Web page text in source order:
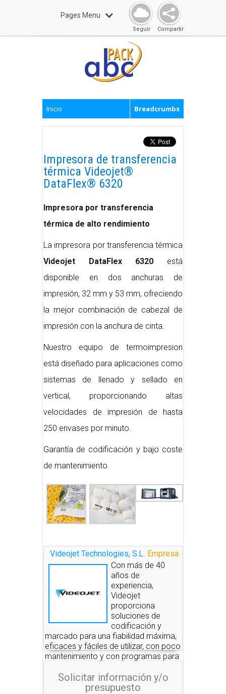
Pages Menu
Compartir
Seguir
Inicio Breadcrumbs
Impresora de transferencia
térmica Videojet®
DataFlex® 6320
Impresora por transferencia
térmica de alto rendimiento
La impresora por transferencia térmica
Videojet DataFlex 6320 está
disponible en dos anchuras de
impresión, 32 mm y 53 mm, ofreciendo
la mejor combinación de cabezal de
impresión con la anchura de cinta.
Nuestro equipo de termoimpresion
está diseñado para aplicaciones como
sistemas de llenado y sellado en
vertical, proporcionando altas
velocidades de impresión de hasta
250 envases por minuto.
Garantía de codificación y bajo coste
de mantenimiento.
Empresa
Videojet Technologies, S.L.
Con más de 40
años de
experiencia,
Videojet
proporciona
soluciones de
codificación y
marcado para una fiabilidad máxima,
eficaces y fáciles de utilizar, con poco
mantenimiento y con programas para
rendimiento: Impresoras de inyección
de tinta de caracteres grandes y
Solicitar información y/o
presupuesto